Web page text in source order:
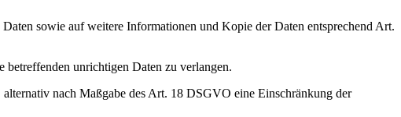
sowie auf weitere Informationen und Kopie der Daten entsprechend Art.
unrichtigen Daten zu verlangen.
nach Maßgabe des Art. 18 DSGVO eine Einschränkung der